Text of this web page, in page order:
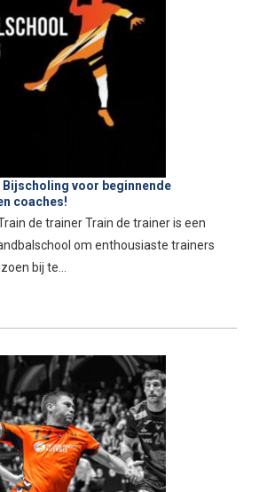
voor beginnende
coaches!
de trainer Train de trainer is een
om enthousiaste trainers
bij te…